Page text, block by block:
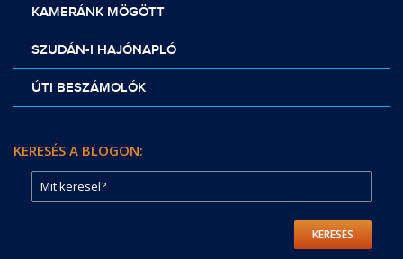
KAMERÁNK MÖGÖTT
SZUDÁN-I HAJÓNAPLÓ
ÚTI BESZÁMOLÓK
KERESÉS A BLOGON:
KERESÉS